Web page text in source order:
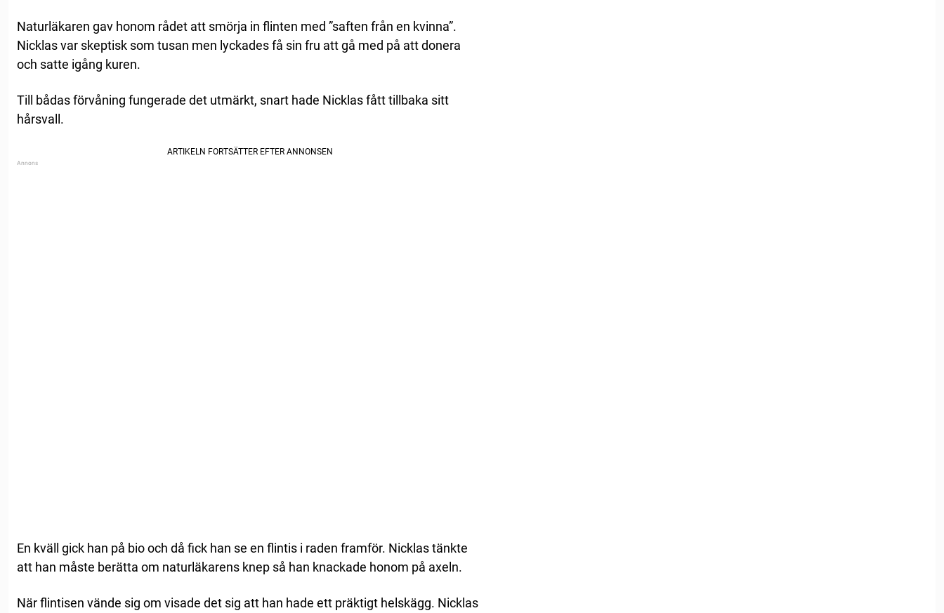
Naturläkaren gav honom rådet att smörja in flinten med ”saften från en kvinna”.
Nicklas var skeptisk som tusan men lyckades få sin fru att gå med på att donera
och satte igång kuren.
Till bådas förvåning fungerade det utmärkt, snart hade Nicklas fått tillbaka sitt
hårsvall.
En kväll gick han på bio och då fick han se en flintis i raden framför. Nicklas tänkte
att han måste berätta om naturläkarens knep så han knackade honom på axeln.
När flintisen vände sig om visade det sig att han hade ett präktigt helskägg. Nicklas